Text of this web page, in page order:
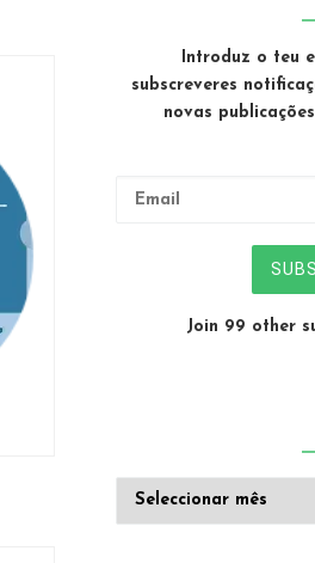
Introduz o teu
subscreveres
novas
Join 99 other